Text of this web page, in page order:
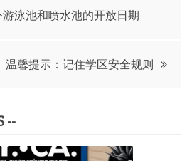
泳池和喷水池的开放日期
温馨提示：记住学区安全规则
--